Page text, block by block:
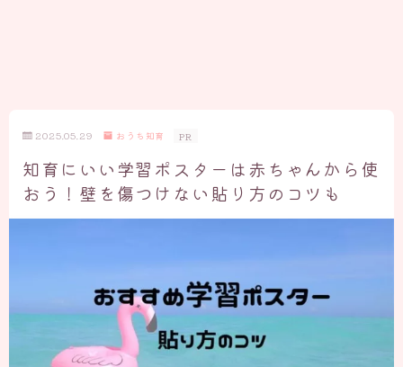
2025.05.29 おうち知育 PR
知育にいい学習ポスターは赤ちゃんから使
おう！壁を傷つけない貼り方のコツも